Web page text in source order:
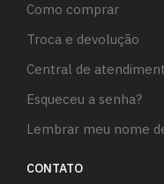
Como comprar
Troca e devolução
Central de
Esqueceu a senha?
Lembrar meu nome
CONTATO